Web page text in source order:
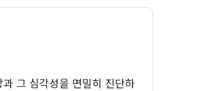
그 심각성을 면밀히 진단하